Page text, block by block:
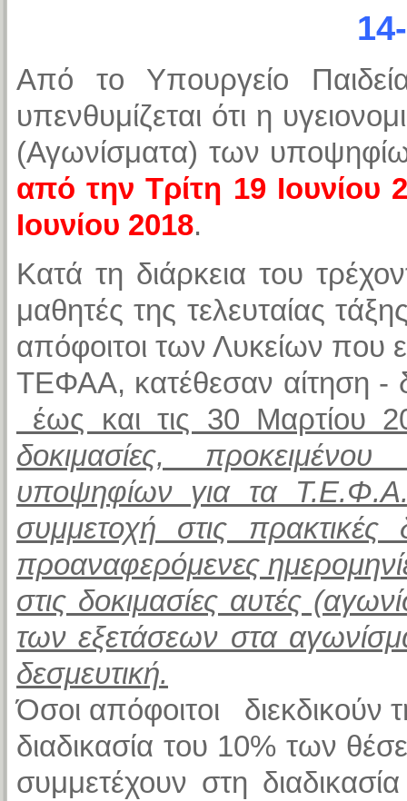
Από το Υπουργείο
υπενθυμίζεται ότι η
(Αγωνίσματα) των
από την Τρίτη 19 Ιουνίου
Ιουνίου 2018.
Κατά τη διάρκεια του
μαθητές της τελευταίας
απόφοιτοι των Λυκείων που
ΤΕΦΑΑ, κατέθεσαν αίτηση -
έως και τις 30 Μαρτίου
δοκιμασίες,
υποψηφίων για τα
συμμετοχή στις
προαναφερόμενες
στις δοκιμασίες αυτές
των εξετάσεων στα
δεσμευτική.
Όσοι απόφοιτοι
διαδικασία του 10% των
συμμετέχουν στη